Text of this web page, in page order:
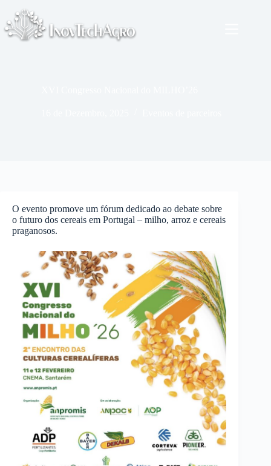
para
conteúdo
O evento promove um fórum dedicado ao debate sobre
o futuro dos cereais em Portugal – milho, arroz e cereais
praganosos.